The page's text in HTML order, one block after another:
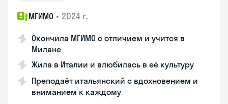
МГИМО • 2024 г.
Окончила МГИМО с отличием и учится в
Милане
Жила в Италии и влюбилась в её культуру
Преподаёт итальянский с вдохновением и
вниманием к каждому